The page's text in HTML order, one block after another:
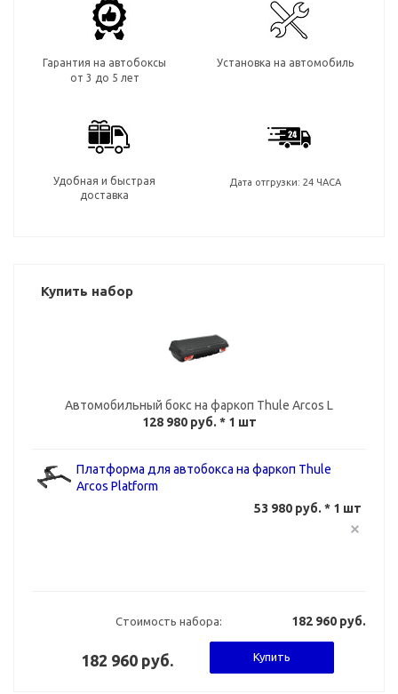
Гарантия на автобоксы
от 3 до 5 лет
Установка на автомобиль
Удобная и быстрая
доставка
Дата отгрузки: 24 ЧАСА
Купить набор
Автомобильный бокс на фаркоп Thule Arcos L
128 980 руб. * 1 шт
Платформа для автобокса на фаркоп Thule
Arcos Platform
53 980 руб. * 1 шт
Стоимость набора: 182 960 руб.
182 960 руб. Купить